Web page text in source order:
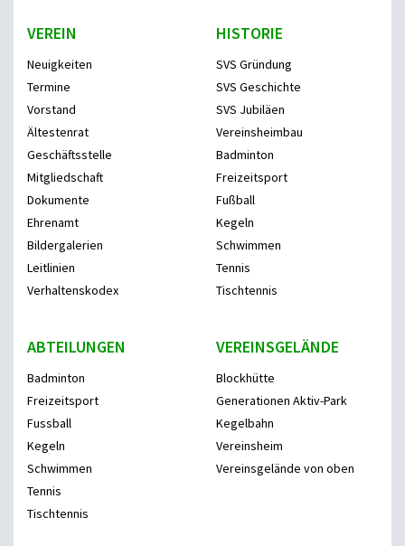
VEREIN
Neuigkeiten
Termine
Vorstand
Ältestenrat
Geschäftsstelle
Mitgliedschaft
Dokumente
Ehrenamt
Bildergalerien
Leitlinien
Verhaltenskodex
HISTORIE
SVS Gründung
SVS Geschichte
SVS Jubiläen
Vereinsheimbau
Badminton
Freizeitsport
Fußball
Kegeln
Schwimmen
Tennis
Tischtennis
ABTEILUNGEN
Badminton
Freizeitsport
Fussball
Kegeln
Schwimmen
Tennis
Tischtennis
VEREINSGELÄNDE
Blockhütte
Generationen Aktiv-Park
Kegelbahn
Vereinsheim
Vereinsgelände von oben